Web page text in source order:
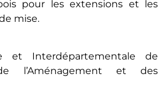
pour les extensions et les
mise.
et Interdépartementale de
de l’Aménagement et des